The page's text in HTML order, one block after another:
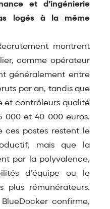
et d’ingénierie
logés à la même
montrent
comme opérateur
généralement entre
par an, tandis que
et contrôleurs qualité
000 et 40 000 euros.
ces postes restent le
mais que la
par la polyvalence,
d’équipe ou le
plus rémunérateurs.​
confirme,